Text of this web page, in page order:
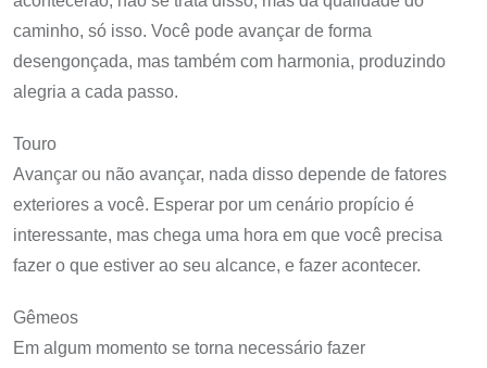
caminho, só isso. Você pode avançar de forma
desengonçada, mas também com harmonia, produzindo
alegria a cada passo.
Touro
Avançar ou não avançar, nada disso depende de fatores
exteriores a você. Esperar por um cenário propício é
interessante, mas chega uma hora em que você precisa
fazer o que estiver ao seu alcance, e fazer acontecer.
Gêmeos
Em algum momento se torna necessário fazer